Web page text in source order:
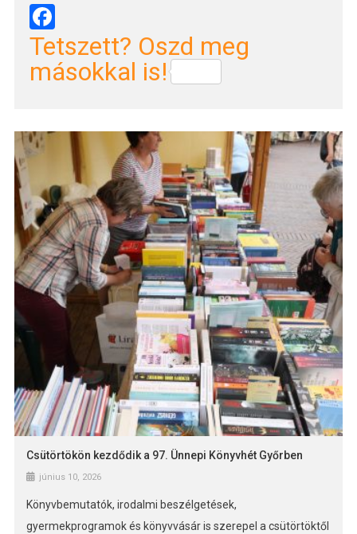
Facebook
Tetszett? Oszd meg
másokkal is!
Csütörtökön kezdődik a 97. Ünnepi Könyvhét Győrben
június 10, 2026
Könyvbemutatók, irodalmi beszélgetések,
gyermekprogramok és könyvvásár is szerepel a csütörtöktől